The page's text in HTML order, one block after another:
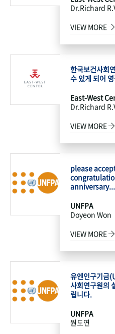
Dr.Richard
VIEW MORE
한국보건사회
수 있게 되어
East-West
Dr.Richard
VIEW MORE
please
anniversary...
UNFPA
Doyeon Won
VIEW MORE
유엔인구기금
사회연구원의
립니다.
UNFPA
원도연